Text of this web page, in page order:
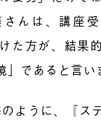
んは、講座
た方が、結果
であると言い
のように、『ス